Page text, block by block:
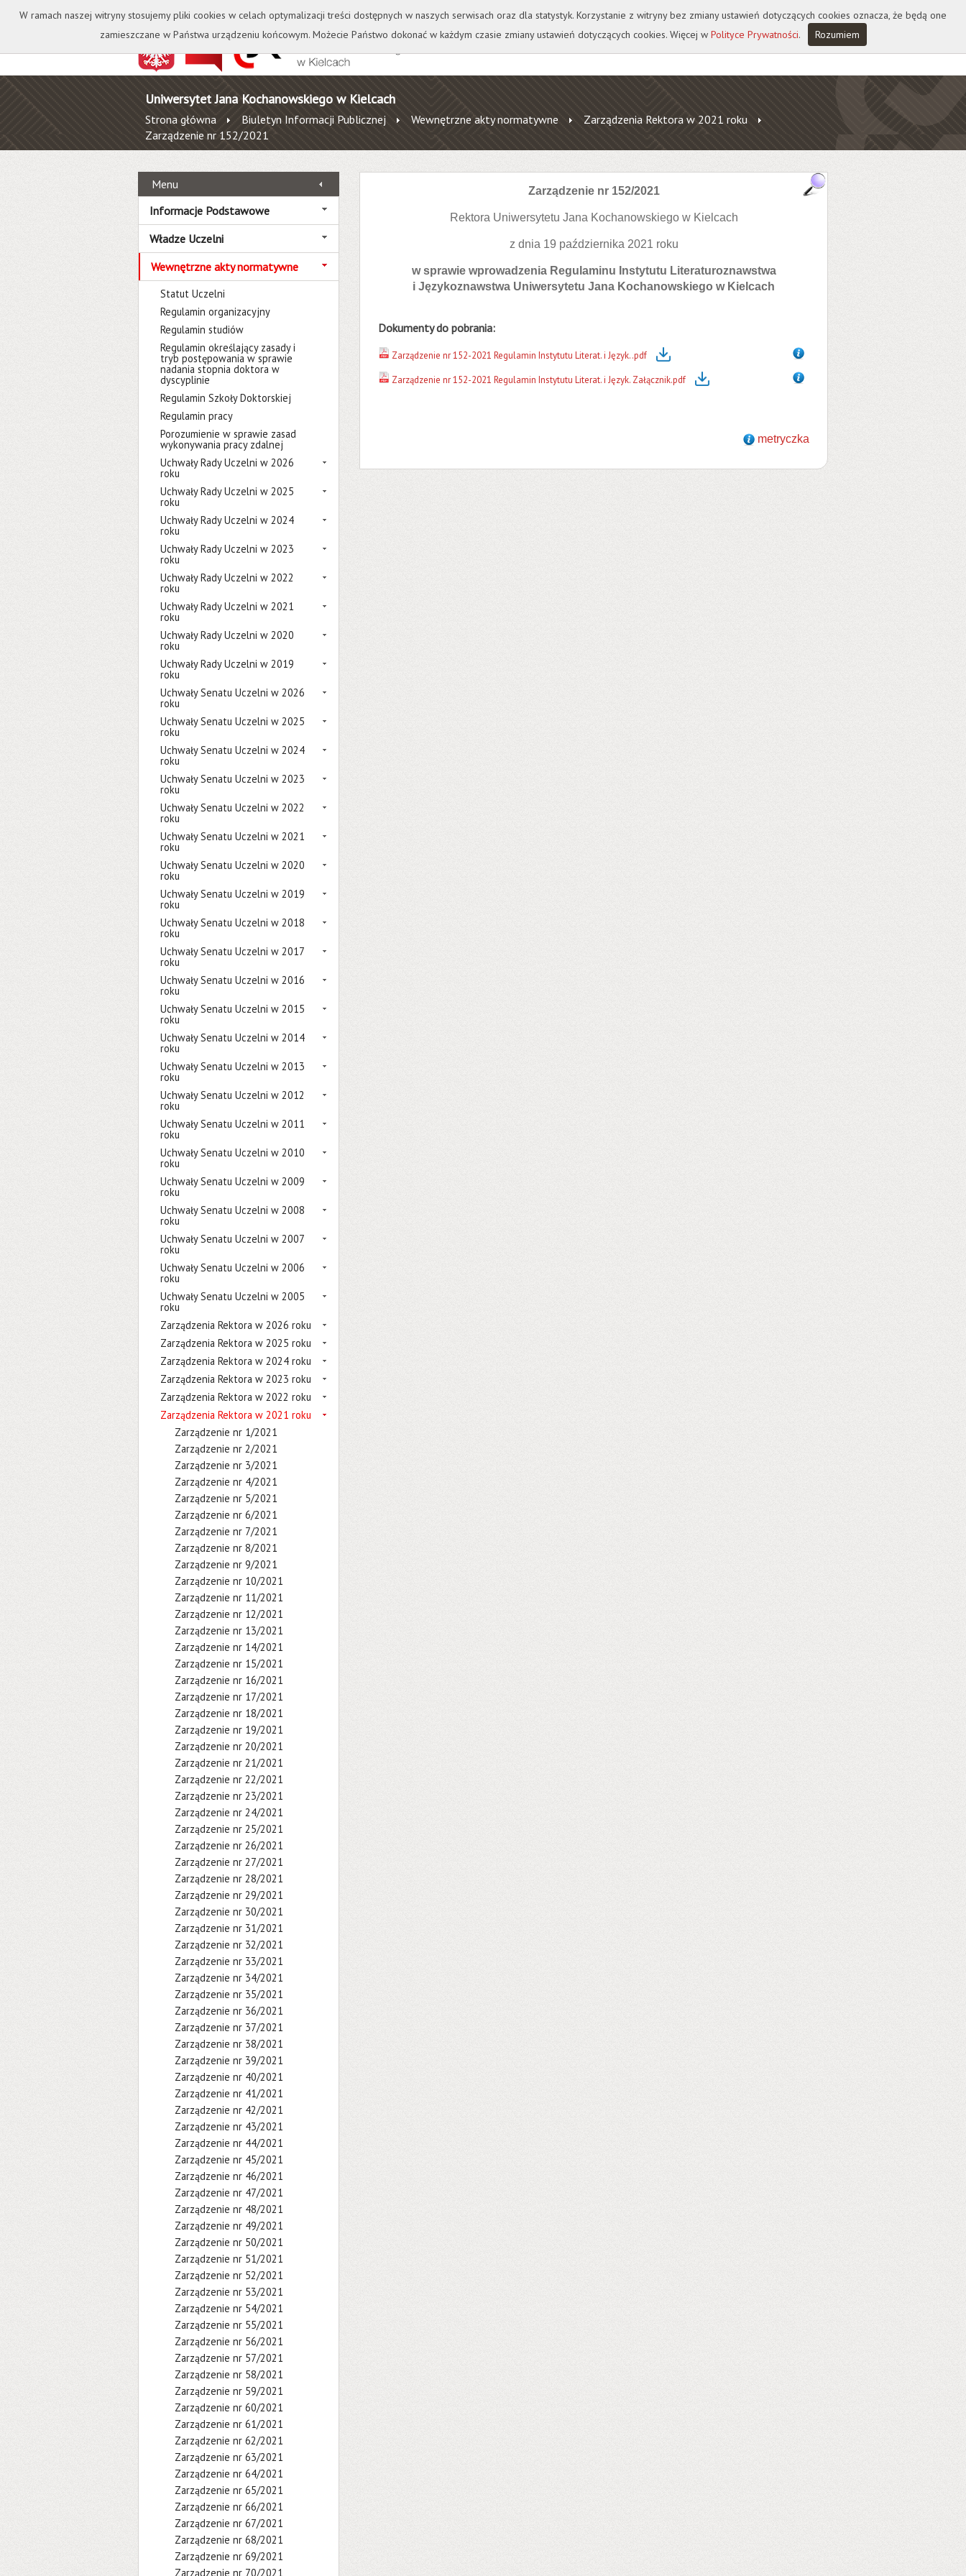
Kontakt Biblioteka Wydawnictwo Wirtualna Uczelnia A A A A
Uniwersytet Jana Kochanowskiego w Kielcach
Strona główna Biuletyn Informacji Publicznej Wewnętrzne akty normatywne
Zarządzenia Rektora w 2021 roku
Zarządzenie nr 152/2021
Menu
Informacje Podstawowe
Władze Uczelni
Wewnętrzne akty normatywne
Statut Uczelni
Regulamin organizacyjny
Regulamin studiów
Regulamin określający zasady i
tryb postępowania w sprawie
nadania stopnia doktora w
dyscyplinie
Regulamin Szkoły Doktorskiej
Regulamin pracy
Porozumienie w sprawie zasad
wykonywania pracy zdalnej
Uchwały Rady Uczelni w 2026
roku
Uchwały Rady Uczelni w 2025
roku
Uchwały Rady Uczelni w 2024
roku
Uchwały Rady Uczelni w 2023
roku
Uchwały Rady Uczelni w 2022
roku
Uchwały Rady Uczelni w 2021
roku
Uchwały Rady Uczelni w 2020
roku
Uchwały Rady Uczelni w 2019
roku
Uchwały Senatu Uczelni w 2026
roku
Uchwały Senatu Uczelni w 2025
roku
Uchwały Senatu Uczelni w 2024
roku
Uchwały Senatu Uczelni w 2023
roku
Uchwały Senatu Uczelni w 2022
roku
Uchwały Senatu Uczelni w 2021
roku
Uchwały Senatu Uczelni w 2020
roku
Uchwały Senatu Uczelni w 2019
roku
Uchwały Senatu Uczelni w 2018
roku
Uchwały Senatu Uczelni w 2017
roku
Uchwały Senatu Uczelni w 2016
roku
Uchwały Senatu Uczelni w 2015
roku
Uchwały Senatu Uczelni w 2014
roku
Uchwały Senatu Uczelni w 2013
roku
Uchwały Senatu Uczelni w 2012
roku
Uchwały Senatu Uczelni w 2011
roku
Uchwały Senatu Uczelni w 2010
roku
Uchwały Senatu Uczelni w 2009
roku
Uchwały Senatu Uczelni w 2008
roku
Uchwały Senatu Uczelni w 2007
roku
Uchwały Senatu Uczelni w 2006
roku
Uchwały Senatu Uczelni w 2005
roku
Zarządzenia Rektora w 2026 roku
Zarządzenia Rektora w 2025 roku
Zarządzenia Rektora w 2024 roku
Zarządzenia Rektora w 2023 roku
Zarządzenia Rektora w 2022 roku
Zarządzenia Rektora w 2021 roku
Zarządzenie nr 1/2021
Zarządzenie nr 2/2021
Zarządzenie nr 3/2021
Zarządzenie nr 4/2021
Zarządzenie nr 5/2021
Zarządzenie nr 6/2021
Zarządzenie nr 7/2021
Zarządzenie nr 8/2021
Zarządzenie nr 9/2021
Zarządzenie nr 10/2021
Zarządzenie nr 11/2021
Zarządzenie nr 12/2021
Zarządzenie nr 13/2021
Zarządzenie nr 14/2021
Zarządzenie nr 15/2021
Zarządzenie nr 16/2021
Zarządzenie nr 17/2021
Zarządzenie nr 18/2021
Zarządzenie nr 19/2021
Zarządzenie nr 20/2021
Zarządzenie nr 21/2021
Zarządzenie nr 22/2021
Zarządzenie nr 23/2021
Zarządzenie nr 24/2021
Zarządzenie nr 25/2021
Zarządzenie nr 26/2021
Zarządzenie nr 27/2021
Zarządzenie nr 28/2021
Zarządzenie nr 29/2021
Zarządzenie nr 30/2021
Zarządzenie nr 31/2021
Zarządzenie nr 32/2021
Zarządzenie nr 33/2021
Zarządzenie nr 34/2021
Zarządzenie nr 35/2021
Zarządzenie nr 36/2021
Zarządzenie nr 37/2021
Zarządzenie nr 38/2021
Zarządzenie nr 39/2021
Zarządzenie nr 40/2021
Zarządzenie nr 41/2021
Zarządzenie nr 42/2021
Zarządzenie nr 43/2021
Zarządzenie nr 44/2021
Zarządzenie nr 45/2021
Zarządzenie nr 46/2021
Zarządzenie nr 47/2021
Zarządzenie nr 48/2021
Zarządzenie nr 49/2021
Zarządzenie nr 50/2021
Zarządzenie nr 51/2021
Zarządzenie nr 52/2021
Zarządzenie nr 53/2021
Zarządzenie nr 54/2021
Zarządzenie nr 55/2021
Zarządzenie nr 56/2021
Zarządzenie nr 57/2021
Zarządzenie nr 58/2021
Zarządzenie nr 59/2021
Zarządzenie nr 60/2021
Zarządzenie nr 61/2021
Zarządzenie nr 62/2021
Zarządzenie nr 63/2021
Zarządzenie nr 64/2021
Zarządzenie nr 65/2021
Zarządzenie nr 66/2021
Zarządzenie nr 67/2021
Zarządzenie nr 68/2021
Zarządzenie nr 69/2021
Zarządzenie nr 70/2021
Zarządzenie nr 152/2021
Rektora Uniwersytetu Jana Kochanowskiego w Kielcach
z dnia 19 października 2021 roku
w sprawie wprowadzenia Regulaminu Instytutu Literaturoznawstwa
i Językoznawstwa Uniwersytetu Jana Kochanowskiego w Kielcach
Dokumenty do pobrania:
Zarządzenie nr 152-2021 Regulamin Instytutu Literat. i Język..pdf
Zarządzenie nr 152-2021 Regulamin Instytutu Literat. i Język. Załącznik.pdf
metryczka
W ramach naszej witryny stosujemy pliki cookies w celach optymalizacji treści dostępnych w naszych serwisach oraz dla statystyk. Korzystanie z witryny bez zmiany ustawień dotyczących cookies oznacza, że będą one
zamieszczane w Państwa urządzeniu końcowym. Możecie Państwo dokonać w każdym czasie zmiany ustawień dotyczących cookies. Więcej w Polityce Prywatności. Rozumiem